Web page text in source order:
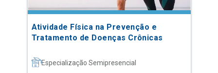
Atividade Física na Prevenção e
Tratamento de Doenças Crônicas
Especialização Semipresencial